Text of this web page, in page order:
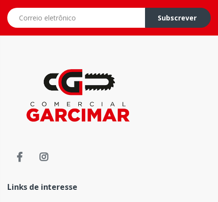
Correio eletrônico
Subscrever
Links de interesse